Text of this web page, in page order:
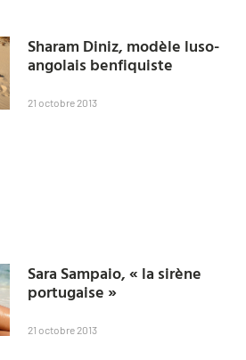
Sharam Diniz, modèle luso-
angolais benfiquiste
21 octobre 2013
Sara Sampaio, « la sirène
portugaise »
21 octobre 2013